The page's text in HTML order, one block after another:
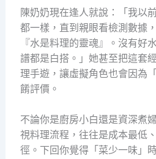
陳奶奶現在逢人就說：「我以
都一樣，直到親眼看檢測數據
『水是料理的靈魂』。沒有好
譜都是白搭。」她甚至把這套
理手遊，讓虛擬角色也會因為
餚評價。
不論你是廚房小白還是資深煮
視料理流程，往往是成本最低
徑。下回你覺得「菜少一味」